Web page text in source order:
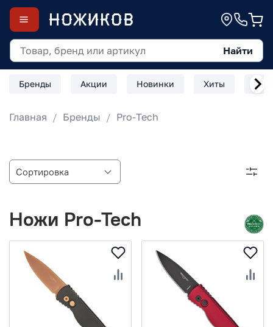
Найти
Бренды Акции Новинки Хиты
Главная Бренды Pro-Tech
Ножи Pro-Tech